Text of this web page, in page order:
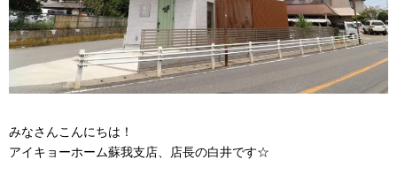
みなさんこんにちは！
アイキョーホーム蘇我支店、店長の白井です☆